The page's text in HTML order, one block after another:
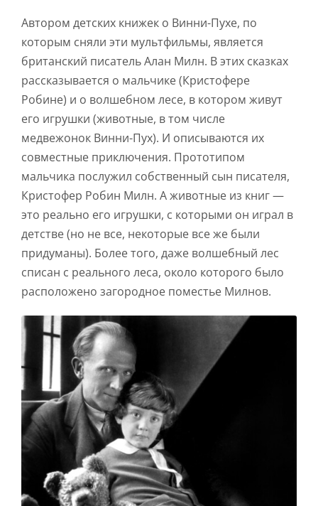
Автором детских книжек о Винни-Пухе, по
которым сняли эти мультфильмы, является
британский писатель Алан Милн. В этих сказках
рассказывается о мальчике (Кристофере
Робине) и о волшебном лесе, в котором живут
его игрушки (животные, в том числе
медвежонок Винни-Пух). И описываются их
совместные приключения. Прототипом
мальчика послужил собственный сын писателя,
Кристофер Робин Милн. А животные из книг —
это реально его игрушки, с которыми он играл в
детстве (но не все, некоторые все же были
придуманы). Более того, даже волшебный лес
списан с реального леса, около которого было
расположено загородное поместье Милнов.